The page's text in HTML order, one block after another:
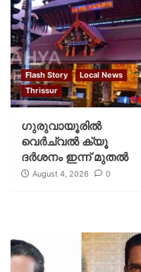
Flash Story
Local News
Thrissur
ഗുരുവായൂരില്‍
വെര്‍ച്വല്‍ ക്യൂ
ദര്‍ശനം ഇന്ന് മുതല്‍
August 4, 2026 0